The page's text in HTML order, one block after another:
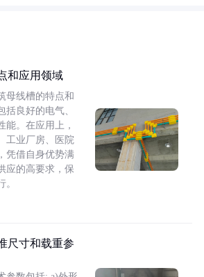
和应用领域
母线槽的特点和
括良好的电气、
能。在应用上，
工业厂房、医院
凭借自身优势满
应的高要求，保
。
尺寸和载重参